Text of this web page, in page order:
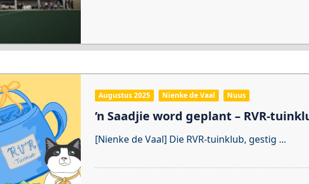
Augustus 2025 Nienke de Vaal Nuus
’n Saadjie word geplant – RVR-
[Nienke de Vaal] Die RVR-tuinklub, gestig ...